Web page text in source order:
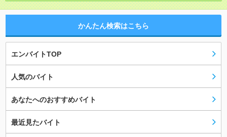
かんたん検索はこちら
エンバイトTOP
人気のバイト
あなたへのおすすめバイト
最近見たバイト